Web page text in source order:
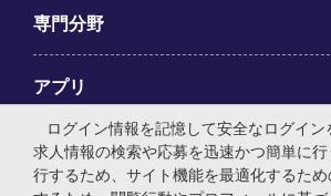
専門分野
アプリ
Employer Centre
ログイン情報を記憶して安全なログイン
求人情報の検索や応募を迅速かつ簡単に
行するため、サイト機能を最適化するた